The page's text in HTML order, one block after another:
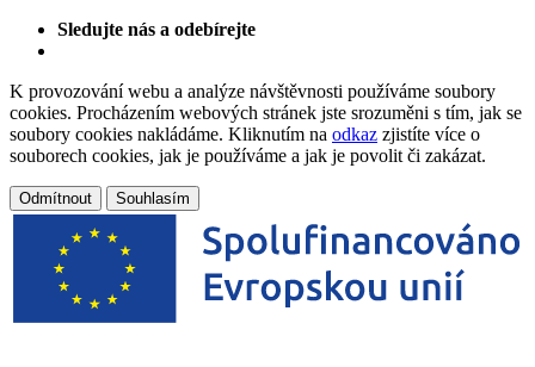
Sledujte nás a odebírejte
K provozování webu a analýze návštěvnosti používáme soubory
cookies. Procházením webových stránek jste srozuměni s tím, jak se
soubory cookies nakládáme. Kliknutím na odkaz zjistíte více o
souborech cookies, jak je používáme a jak je povolit či zakázat.
Odmítnout Souhlasím